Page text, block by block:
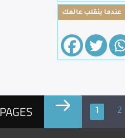
عندما ينقلب عالمك
PAGES 1 2